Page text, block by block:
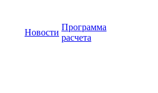
Новости
Программа
расчета